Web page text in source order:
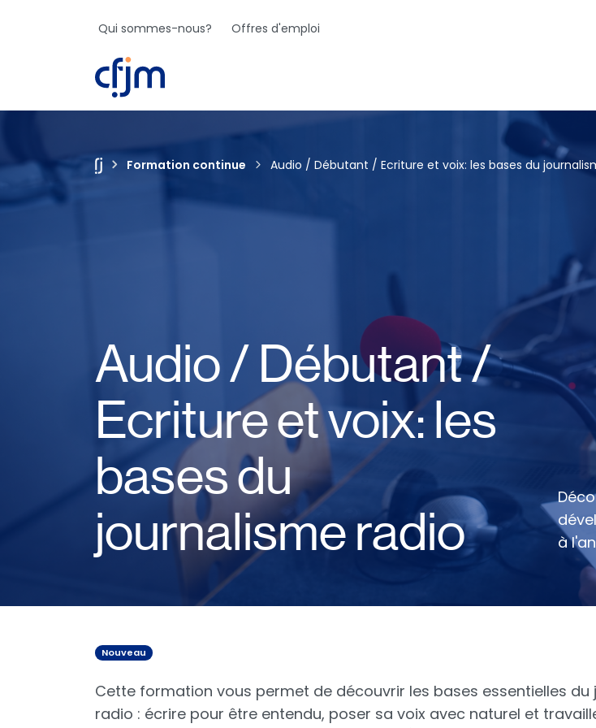
Qui sommes-nous? Offres d'emploi
Formation continue Audio / Débutant / Ecriture et voix: les bases du
Audio / Débutant /
Ecriture et voix: les
bases du
journalisme radio
à
Nouveau
Cette formation vous permet de découvrir les bases essentielles du
radio : écrire pour être entendu, poser sa voix avec naturel et